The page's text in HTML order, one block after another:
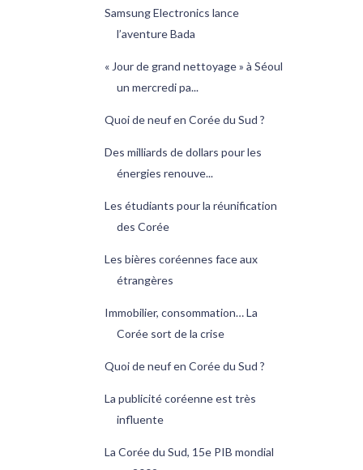
Samsung Electronics lance
l’aventure Bada
« Jour de grand nettoyage » à Séoul
un mercredi pa...
Quoi de neuf en Corée du Sud ?
Des milliards de dollars pour les
énergies renouve...
Les étudiants pour la réunification
des Corée
Les bières coréennes face aux
étrangères
Immobilier, consommation… La
Corée sort de la crise
Quoi de neuf en Corée du Sud ?
La publicité coréenne est très
influente
La Corée du Sud, 15e PIB mondial